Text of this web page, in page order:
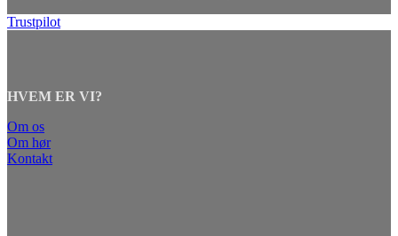
Trustpilot
HVEM ER VI?
Om os
Om hør
Kontakt